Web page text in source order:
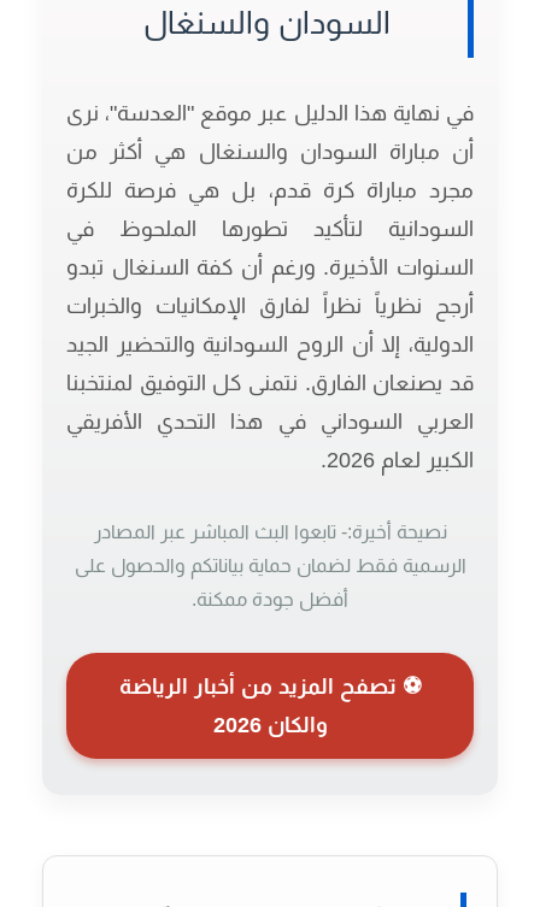
السودان والسنغال
في نهاية هذا الدليل عبر موقع "العدسة"، نرى
أن مباراة السودان والسنغال هي أكثر من
مجرد مباراة كرة قدم، بل هي فرصة للكرة
السودانية لتأكيد تطورها الملحوظ في
السنوات الأخيرة. ورغم أن كفة السنغال تبدو
أرجح نظرياً نظراً لفارق الإمكانيات والخبرات
الدولية، إلا أن الروح السودانية والتحضير الجيد
قد يصنعان الفارق. نتمنى كل التوفيق لمنتخبنا
العربي السوداني في هذا التحدي الأفريقي
الكبير لعام 2026.
نصيحة أخيرة:- تابعوا البث المباشر عبر المصادر
الرسمية فقط لضمان حماية بياناتكم والحصول على
أفضل جودة ممكنة.
⚽ تصفح المزيد من أخبار الرياضة
والكان 2026